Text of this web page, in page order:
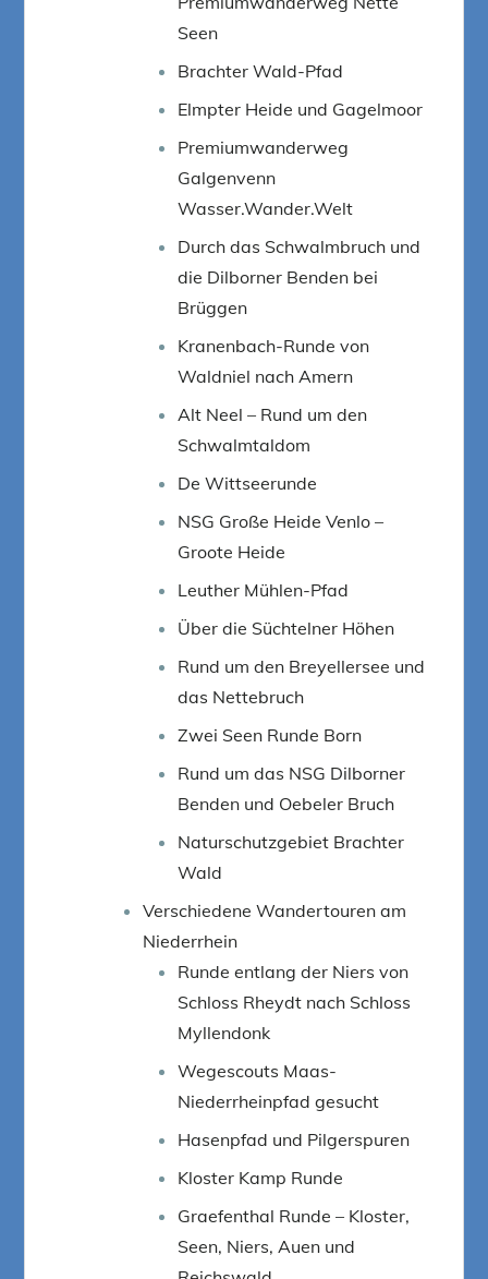
Seen
Brachter Wald-Pfad
Elmpter Heide und Gagelmoor
Premiumwanderweg
Galgenvenn
Wasser.Wander.Welt
Durch das Schwalmbruch und
die Dilborner Benden bei
Brüggen
Kranenbach-Runde von
Waldniel nach Amern
Alt Neel – Rund um den
Schwalmtaldom
De Wittseerunde
NSG Große Heide Venlo –
Groote Heide
Leuther Mühlen-Pfad
Über die Süchtelner Höhen
Rund um den Breyellersee und
das Nettebruch
Zwei Seen Runde Born
Rund um das NSG Dilborner
Benden und Oebeler Bruch
Naturschutzgebiet Brachter
Wald
Verschiedene Wandertouren am
Niederrhein
Runde entlang der Niers von
Schloss Rheydt nach Schloss
Myllendonk
Wegescouts Maas-
Niederrheinpfad gesucht
Hasenpfad und Pilgerspuren
Kloster Kamp Runde
Graefenthal Runde – Kloster,
Seen, Niers, Auen und